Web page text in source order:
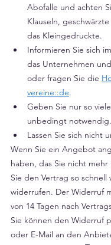
Abofalle und achten
Klauseln,
das Kleingedruckte.
Informieren Sie sich
das Unternehmen
oder fragen Sie die
vereine::de.
Geben Sie nur so
unbedingt notwendig.
Lassen Sie sich nicht
Wenn Sie ein Angebot
haben, das Sie nicht
Sie den Vertrag so schnell
widerrufen. Der Widerruf
von 14 Tagen nach
Sie können den Widerruf
oder E-Mail an den